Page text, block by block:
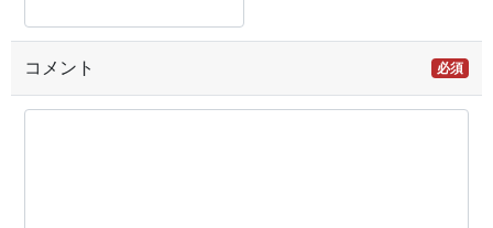
コメント 必須